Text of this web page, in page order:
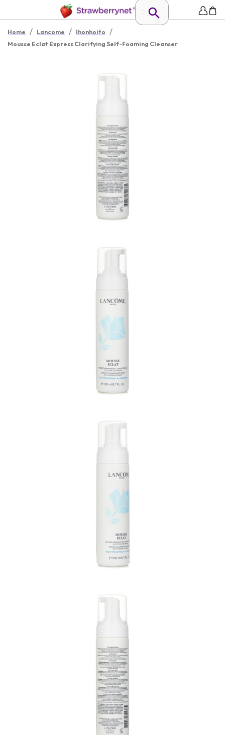
Home / Lancome / Ihonhoito /
Mousse Eclat Express Clarifying Self-Foaming Cleanser